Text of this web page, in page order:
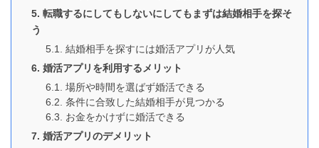
転職するにしてもしないにしてもまずは結婚相手を探そ
う
結婚相手を探すには婚活アプリが人気
婚活アプリを利用するメリット
場所や時間を選ばず婚活できる
条件に合致した結婚相手が見つかる
お金をかけずに婚活できる
婚活アプリのデメリット